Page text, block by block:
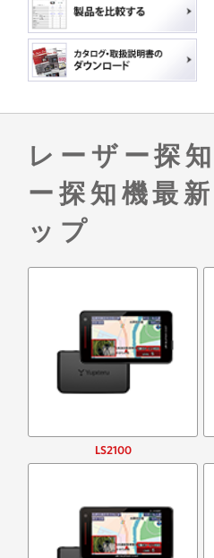
レーザー探
ー探知機最
ップ
LS2100